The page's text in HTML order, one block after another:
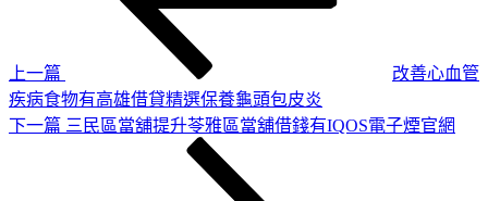
上一篇
改善心血管
疾病食物有高雄借貸精選保養龜頭包皮炎
下
下一篇 三民區當舖提升苓雅區當舖借錢有IQOS電子煙官網